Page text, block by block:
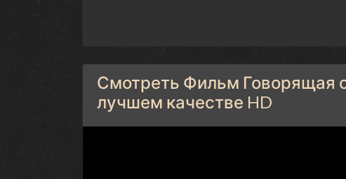
Смотреть Фильм Говорящая
лучшем качестве HD